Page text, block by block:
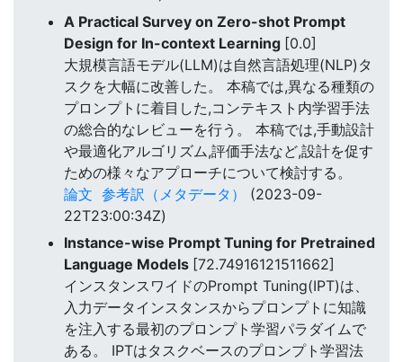
A Practical Survey on Zero-shot Prompt
Design for In-context Learning [0.0]
大規模言語モデル(LLM)は自然言語処理(NLP)タ
スクを大幅に改善した。 本稿では,異なる種類の
プロンプトに着目した,コンテキスト内学習手法
の総合的なレビューを行う。 本稿では,手動設計
や最適化アルゴリズム,評価手法など,設計を促す
ための様々なアプローチについて検討する。
論文 参考訳（メタデータ）
(2023-09-
22T23:00:34Z)
Instance-wise Prompt Tuning for Pretrained
Language Models [72.74916121511662]
インスタンスワイドのPrompt Tuning(IPT)は、
入力データインスタンスからプロンプトに知識
を注入する最初のプロンプト学習パラダイムで
ある。 IPTはタスクベースのプロンプト学習法